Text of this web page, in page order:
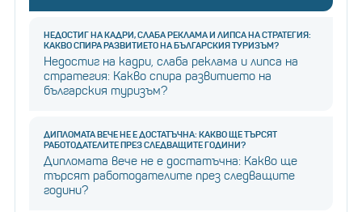
НЕДОСТИГ НА КАДРИ, СЛАБА РЕКЛАМА И ЛИПСА НА СТРАТЕГИЯ:
КАКВО СПИРА РАЗВИТИЕТО НА БЪЛГАРСКИЯ ТУРИЗЪМ?
Недостиг на кадри, слаба реклама и липса на
стратегия: Какво спира развитието на
българския туризъм?
ДИПЛОМАТА ВЕЧЕ НЕ Е ДОСТАТЪЧНА: КАКВО ЩЕ ТЪРСЯТ
РАБОТОДАТЕЛИТЕ ПРЕЗ СЛЕДВАЩИТЕ ГОДИНИ?
Дипломата вече не е достатъчна: Какво ще
търсят работодателите през следващите
години?